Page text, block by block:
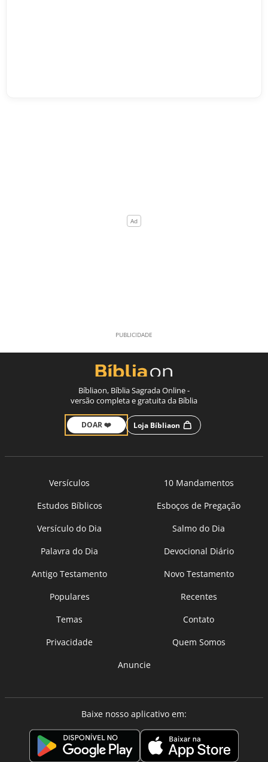
Bíbliaon, Bíblia Sagrada Online -
versão completa e gratuita da Bíblia
DOAR ❤️ Loja Bíbliaon
Versículos
10 Mandamentos
Estudos Bíblicos
Esboços de Pregação
Versículo do Dia
Salmo do Dia
Palavra do Dia
Devocional Diário
Antigo Testamento
Novo Testamento
Populares
Recentes
Temas
Contato
Privacidade
Quem Somos
Anuncie
Baixe nosso aplicativo em: